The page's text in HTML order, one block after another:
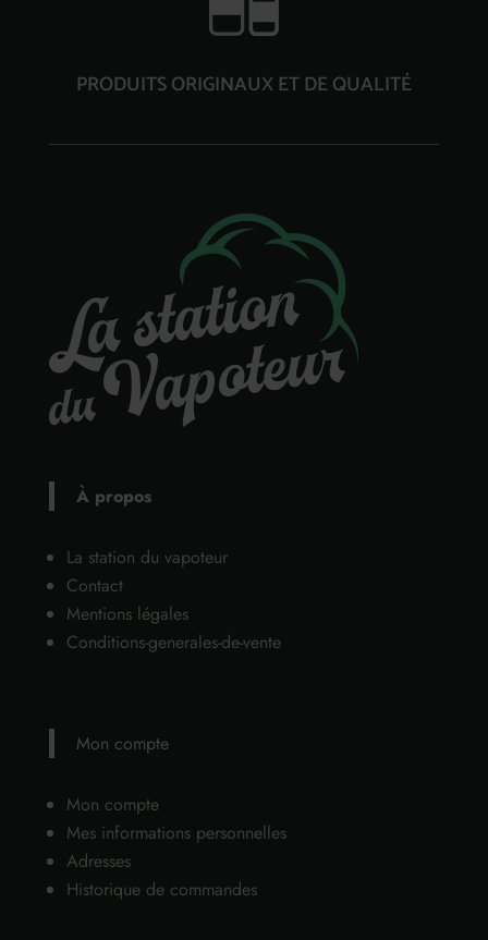
PRODUITS ORIGINAUX ET DE QUALITÉ
À propos
La station du vapoteur
Contact
Mentions légales
Conditions-generales-de-vente
Mon compte
Mon compte
Mes informations personnelles
Adresses
Historique de commandes